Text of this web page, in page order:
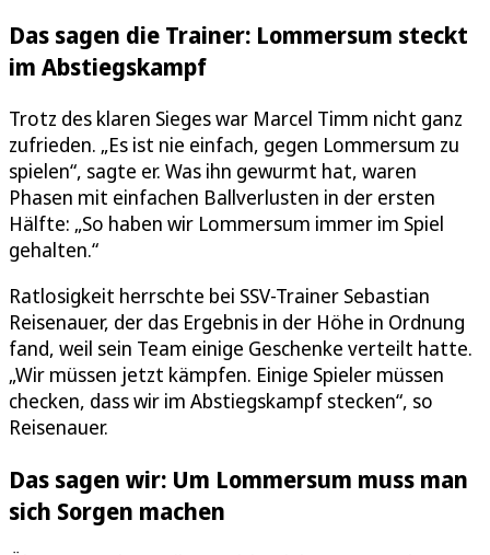
Das sagen die Trainer: Lommersum steckt
im Abstiegskampf
Trotz des klaren Sieges war Marcel Timm nicht ganz
zufrieden. „Es ist nie einfach, gegen Lommersum zu
spielen“, sagte er. Was ihn gewurmt hat, waren
Phasen mit einfachen Ballverlusten in der ersten
Hälfte: „So haben wir Lommersum immer im Spiel
gehalten.“
Ratlosigkeit herrschte bei SSV-Trainer Sebastian
Reisenauer, der das Ergebnis in der Höhe in Ordnung
fand, weil sein Team einige Geschenke verteilt hatte.
„Wir müssen jetzt kämpfen. Einige Spieler müssen
checken, dass wir im Abstiegskampf stecken“, so
Reisenauer.
Das sagen wir: Um Lommersum muss man
sich Sorgen machen